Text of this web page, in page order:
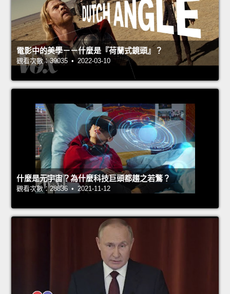
電影中的美學－－什麼是『荷蘭式鏡頭』？
觀看次數：39035 • 2022-03-10
什麼是元宇宙？為什麼科技巨頭都趨之若鶩？
觀看次數：28836 • 2021-11-12